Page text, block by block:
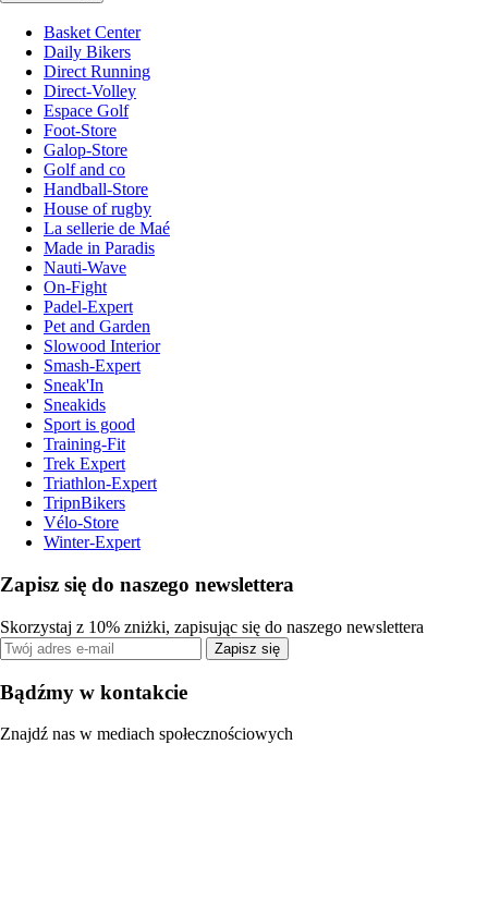
Basket Center
Daily Bikers
Direct Running
Direct-Volley
Espace Golf
Foot-Store
Galop-Store
Golf and co
Handball-Store
House of rugby
La sellerie de Maé
Made in Paradis
Nauti-Wave
On-Fight
Padel-Expert
Pet and Garden
Slowood Interior
Smash-Expert
Sneak'In
Sneakids
Sport is good
Training-Fit
Trek Expert
Triathlon-Expert
TripnBikers
Vélo-Store
Winter-Expert
Zapisz się do naszego newslettera
Skorzystaj z 10% zniżki, zapisując się do naszego newslettera
Zapisz się
Bądźmy w kontakcie
Znajdź nas w mediach społecznościowych